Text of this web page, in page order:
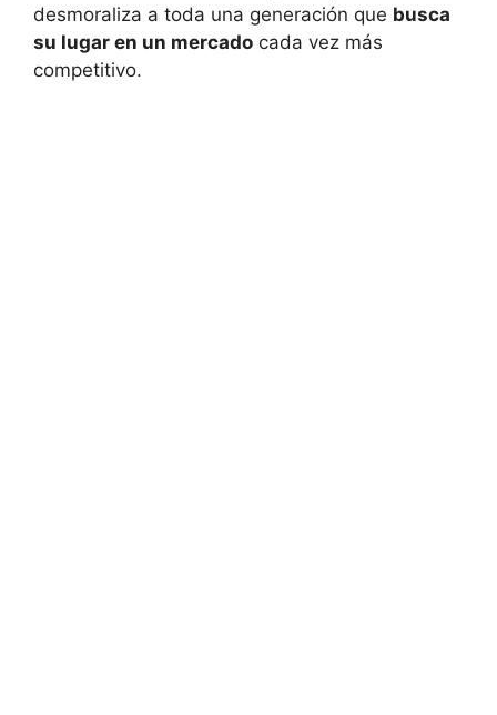
desmoraliza a toda una generación que busca
su lugar en un mercado cada vez más
competitivo.